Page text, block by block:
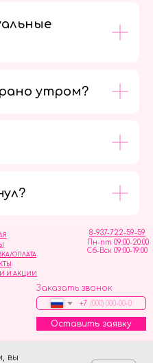
вы
утром?
ОПЛАТА
И АКЦИИ
8-937-722-59-59
Пн-пт 09:00-20:00
Сб-Вск 09:00-19:00
Заказать звонок
+7
Оставить заявку